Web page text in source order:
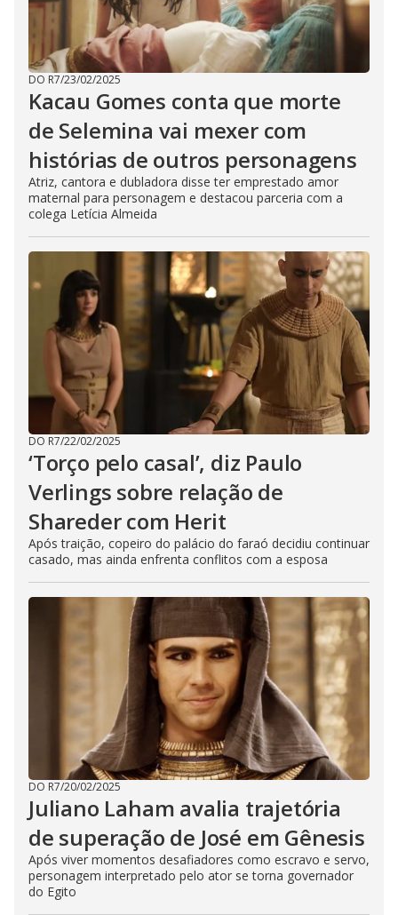
DO R7/23/02/2025
Kacau Gomes conta que morte
de Selemina vai mexer com
histórias de outros personagens
Atriz, cantora e dubladora disse ter emprestado amor
maternal para personagem e destacou parceria com a
colega Letícia Almeida
DO R7/22/02/2025
‘Torço pelo casal’, diz Paulo
Verlings sobre relação de
Shareder com Herit
Após traição, copeiro do palácio do faraó decidiu continuar
casado, mas ainda enfrenta conflitos com a esposa
DO R7/20/02/2025
Juliano Laham avalia trajetória
de superação de José em Gênesis
Após viver momentos desafiadores como escravo e servo,
personagem interpretado pelo ator se torna governador
do Egito